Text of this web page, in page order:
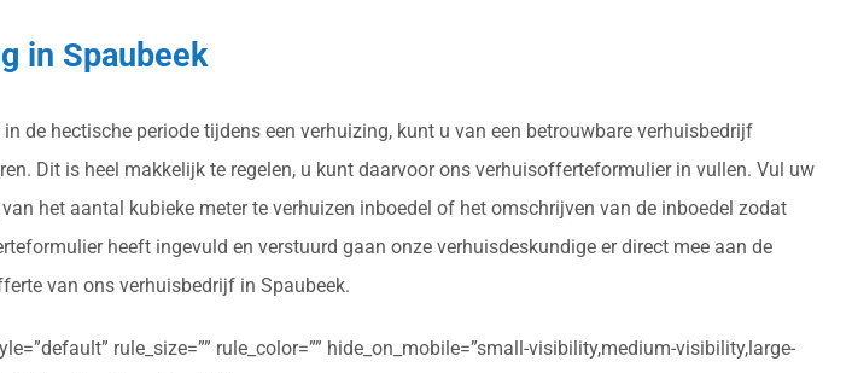
in Spaubeek
de hectische periode tijdens een verhuizing, kunt u van een betrouwbare verhuisbedrijf
Dit is heel makkelijk te regelen, u kunt daarvoor ons verhuisofferteformulier in vullen. Vul uw
het aantal kubieke meter te verhuizen inboedel of het omschrijven van de inboedel zodat
heeft ingevuld en verstuurd gaan onze verhuisdeskundige er direct mee aan de
van ons verhuisbedrijf in Spaubeek.
rule_size=”” rule_color=”” hide_on_mobile=”small-visibility,medium-visibility,large-